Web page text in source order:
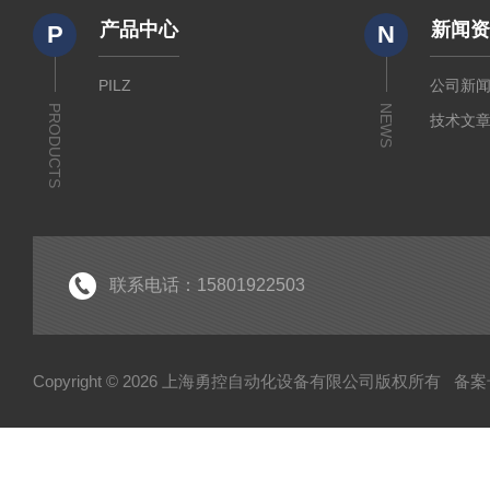
P
PRODUCTS
产品中心
PILZ
N
NEWS
新闻
公司新
技术文
联系电话：15801922503
Copyright © 2026 上海勇控自动化设备有限公司版权所有 备案